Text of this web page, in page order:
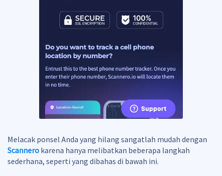
Melacak ponsel Anda yang hilang sangatlah mudah dengan
Scannero karena hanya melibatkan beberapa langkah
sederhana, seperti yang dibahas di bawah ini.